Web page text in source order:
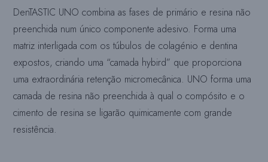
DenTASTIC UNO combina as fases de primário e resina não
preenchida num único componente adesivo. Forma uma
matriz interligada com os túbulos de colagénio e dentina
expostos, criando uma “camada hybird” que proporciona
uma extraordinária retenção micromecânica. UNO forma uma
camada de resina não preenchida à qual o compósito e o
cimento de resina se ligarão quimicamente com grande
resistência.